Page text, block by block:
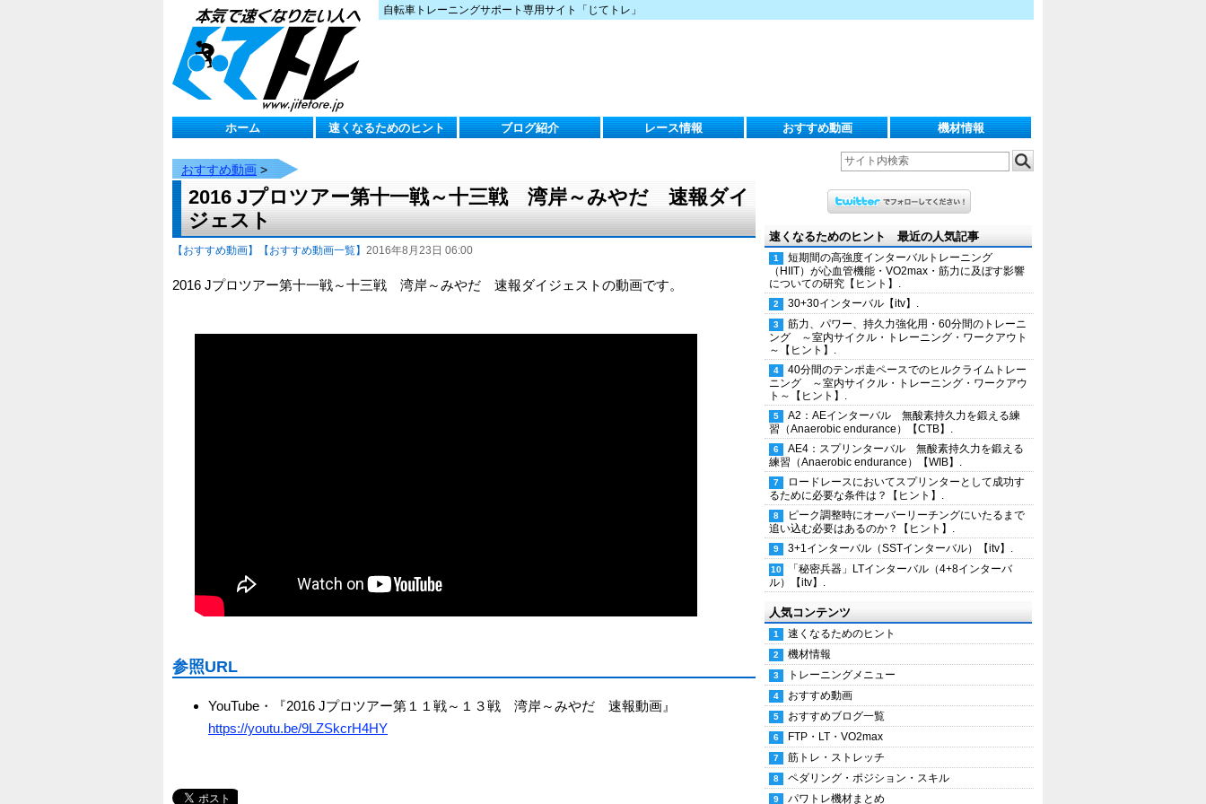
自転車トレーニングサポート専用サイト「じてトレ」
ホーム 速くなるためのヒント ブログ紹介 レース情報 おすすめ動画 機材情報
おすすめ動画 >
2016 Jプロツアー第十一戦～十三戦 湾岸～みやだ 速報ダイ
ジェスト
【おすすめ動画】 【おすすめ動画一覧】 2016年8月23日 06:00
2016 Jプロツアー第十一戦～十三戦 湾岸～みやだ 速報ダイジェストの動画です。
参照URL
YouTube・『2016 Jプロツアー第１１戦～１３戦 湾岸～みやだ 速報動画』
https://youtu.be/9LZSkcrH4HY
速くなるためのヒント 最近の人気記事
短期間の高強度インターバルトレーニング
（HIIT）が心血管機能・VO2max・筋力に及ぼす影響
についての研究【ヒント】.
30+30インターバル【itv】.
筋力、パワー、持久力強化用・60分間のトレーニ
ング ～室内サイクル・トレーニング・ワークアウト
～【ヒント】.
40分間のテンポ走ペースでのヒルクライムトレー
ニング ～室内サイクル・トレーニング・ワークアウ
ト～【ヒント】.
A2：AEインターバル 無酸素持久力を鍛える練
習（Anaerobic endurance）【CTB】.
AE4：スプリンターバル 無酸素持久力を鍛える
練習（Anaerobic endurance）【WIB】.
ロードレースにおいてスプリンターとして成功す
るために必要な条件は？【ヒント】.
ピーク調整時にオーバーリーチングにいたるまで
追い込む必要はあるのか？【ヒント】.
3+1インターバル（SSTインターバル）【itv】.
「秘密兵器」LTインターバル（4+8インターバ
ル）【itv】.
人気コンテンツ
速くなるためのヒント
機材情報
トレーニングメニュー
おすすめ動画
おすすめブログ一覧
FTP・LT・VO2max
筋トレ・ストレッチ
ペダリング・ポジション・スキル
パワトレ機材まとめ